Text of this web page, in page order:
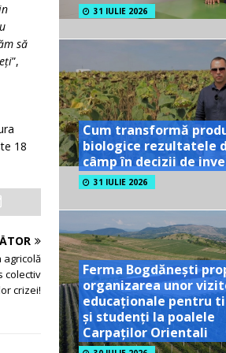
să
”,
18
agricolă
colectiv
crizei!
31 IULIE 2026
Cum transformă
biologice rezultatele
câmp în decizii de
31 IULIE 2026
Ferma Bogdănești
organizarea unor
educaționale pentru
și studenți la poalele
Carpaților Orientali